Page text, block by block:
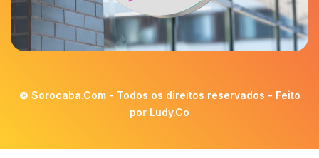
© Sorocaba.Com - Todos os direitos reservados - Feito
por Ludy.Co